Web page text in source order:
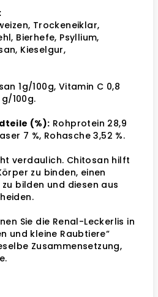
Trockeneiklar,
Bierhefe, Psyllium,
Kieselgur,
1g/100g, Vitamin C 0,8
100g.
(%): Rohprotein 28,9
7 %, Rohasche 3,52 %.
verdaulich. Chitosan hilft
zu binden, einen
bilden und diesen aus
Sie die Renal-Leckerlis in
und kleine Raubtiere“
Zusammensetzung,